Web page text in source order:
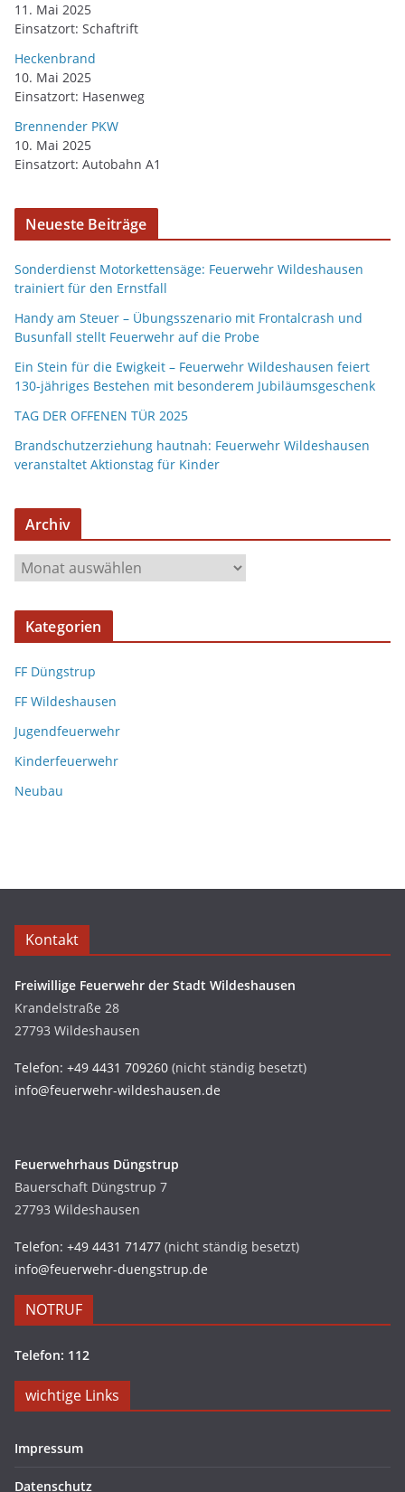
11. Mai 2025
Einsatzort: Schaftrift
Heckenbrand
10. Mai 2025
Einsatzort: Hasenweg
Brennender PKW
10. Mai 2025
Einsatzort: Autobahn A1
Neueste Beiträge
Sonderdienst Motorkettensäge: Feuerwehr Wildeshausen
trainiert für den Ernstfall
Handy am Steuer – Übungsszenario mit Frontalcrash und
Busunfall stellt Feuerwehr auf die Probe
Ein Stein für die Ewigkeit – Feuerwehr Wildeshausen feiert
130-jähriges Bestehen mit besonderem Jubiläumsgeschenk
TAG DER OFFENEN TÜR 2025
Brandschutzerziehung hautnah: Feuerwehr Wildeshausen
veranstaltet Aktionstag für Kinder
Archiv
Kategorien
FF Düngstrup
FF Wildeshausen
Jugendfeuerwehr
Kinderfeuerwehr
Neubau
Kontakt
Freiwillige Feuerwehr der Stadt Wildeshausen
Krandelstraße 28
27793 Wildeshausen
Telefon: +49 4431 709260 (nicht ständig besetzt)
info@feuerwehr-wildeshausen.de
Feuerwehrhaus Düngstrup
Bauerschaft Düngstrup 7
27793 Wildeshausen
Telefon: +49 4431 71477 (nicht ständig besetzt)
info@feuerwehr-duengstrup.de
NOTRUF
Telefon: 112
wichtige Links
Impressum
Datenschutz